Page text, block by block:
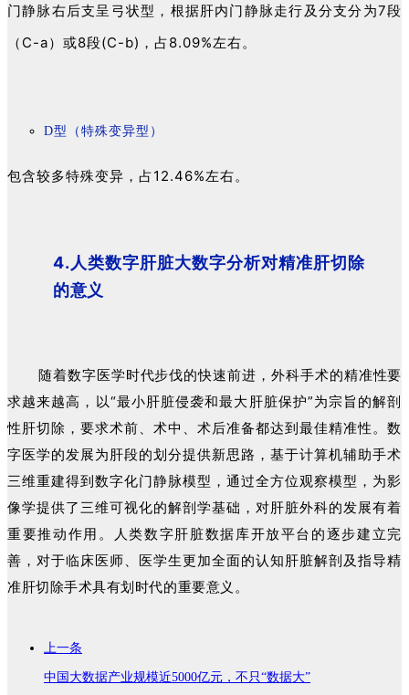
门静脉右后支呈弓状型，根据肝内门静脉走行及分支分为7段
（C-a）或8段(C-b)，占8.09%左右。
D型（特殊变异型）
包含较多特殊变异，占12.46%左右。
4.人类数字肝脏大数字分析对精准肝切除
的意义
随着数字医学时代步伐的快速前进，外科手术的精准性要
求越来越高，以“最小肝脏侵袭和最大肝脏保护”为宗旨的解剖
性肝切除，要求术前、术中、术后准备都达到最佳精准性。数
字医学的发展为肝段的划分提供新思路，基于计算机辅助手术
三维重建得到数字化门静脉模型，通过全方位观察模型，为影
像学提供了三维可视化的解剖学基础，对肝脏外科的发展有着
重要推动作用。人类数字肝脏数据库开放平台的逐步建立完
善，对于临床医师、医学生更加全面的认知肝脏解剖及指导精
准肝切除手术具有划时代的重要意义。
上一条
中国大数据产业规模近5000亿元，不只“数据大”